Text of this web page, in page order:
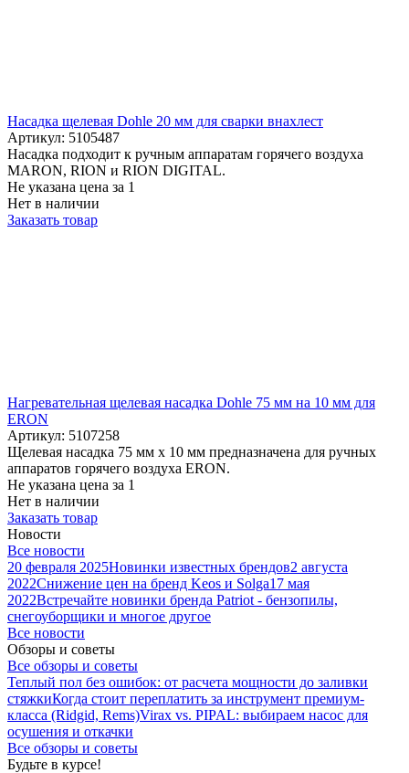
Насадка щелевая Dohle 20 мм для сварки внахлест
Артикул: 5105487
Насадка подходит к ручным аппаратам горячего воздуха
MARON, RION и RION DIGITAL.
Не указана цена за 1
Нет в наличии
Заказать товар
Нагревательная щелевая насадка Dohle 75 мм на 10 мм для
ERON
Артикул: 5107258
Щелевая насадка 75 мм x 10 мм предназначена для ручных
аппаратов горячего воздуха ERON.
Не указана цена за 1
Нет в наличии
Заказать товар
Новости
Все новости
20 февраля 2025Новинки известных брендов2 августа
2022Снижение цен на бренд Keos и Solga17 мая
2022Встречайте новинки бренда Patriot - бензопилы,
снегоуборщики и многое другое
Все новости
Обзоры и советы
Все обзоры и советы
Теплый пол без ошибок: от расчета мощности до заливки
стяжкиКогда стоит переплатить за инструмент премиум-
класса (Ridgid, Rems)Virax vs. PIPAL: выбираем насос для
осушения и откачки
Все обзоры и советы
Будьте в курсе!